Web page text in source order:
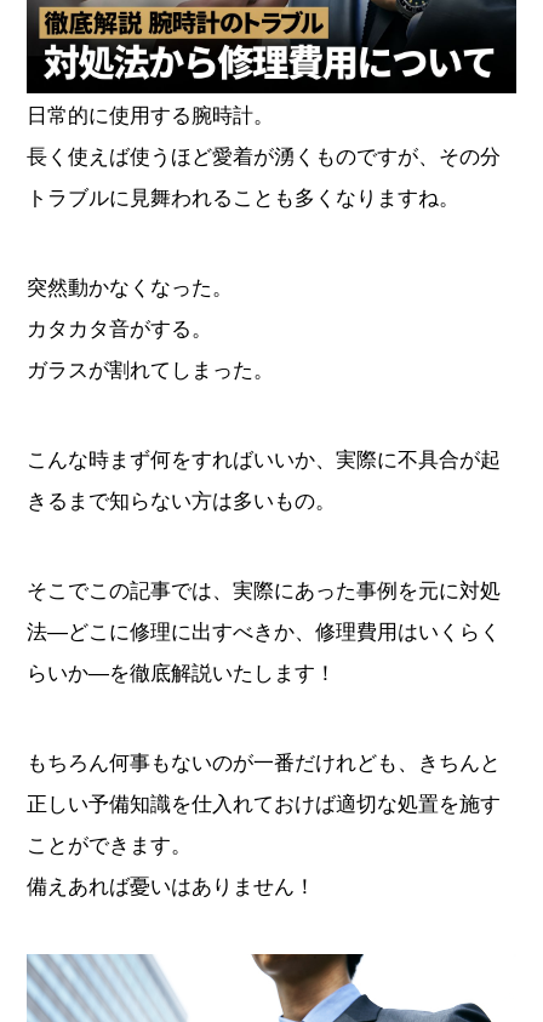
オーデマピゲ パテックフィリップ
グランドセイコー
チューダー タグホイヤー
カルティエ
フランクミュラー
すべてのブランドから探す
ブランド別定価表
腕時計メンテナンス大全
腕時計クイズ
日常的に使用する腕時計。
長く使えば使うほど愛着が湧くものですが、その分
トラブルに見舞われることも多くなりますね。
突然動かなくなった。
カタカタ音がする。
ガラスが割れてしまった。
こんな時まず何をすればいいか、実際に不具合が起
きるまで知らない方は多いもの。
そこでこの記事では、実際にあった事例を元に対処
法―どこに修理に出すべきか、修理費用はいくらく
らいか―を徹底解説いたします！
もちろん何事もないのが一番だけれども、きちんと
正しい予備知識を仕入れておけば適切な処置を施す
ことができます。
備えあれば憂いはありません！